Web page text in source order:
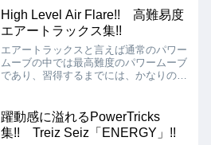
エアーのバリエーショーンを集めた動画
を紹介します。
High Level Air Flare!! 高難易度
エアートラックス集!!
エアートラックスと言えば通常のパワー
ムーブの中では最高難度のパワームーブ
であり、習得するまでには、かなりの時
選りすぐりの高難易度のエアートラック
スを集めた動画を紹介します!!
躍動感に溢れるPowerTricks
集!! Treiz Seiz「ENERGY」!!